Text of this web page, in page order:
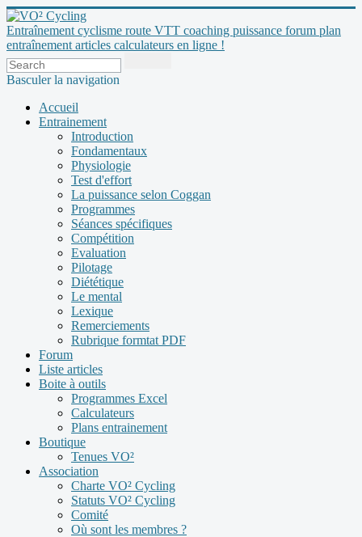
Entraînement cyclisme route VTT coaching puissance forum plan
entraînement articles calculateurs en ligne !
Basculer la navigation
Accueil
Entrainement
Introduction
Fondamentaux
Physiologie
Test d'effort
La puissance selon Coggan
Programmes
Séances spécifiques
Compétition
Evaluation
Pilotage
Diététique
Le mental
Lexique
Remerciements
Rubrique formtat PDF
Forum
Liste articles
Boite à outils
Programmes Excel
Calculateurs
Plans entrainement
Boutique
Tenues VO²
Association
Charte VO² Cycling
Statuts VO² Cycling
Comité
Où sont les membres ?